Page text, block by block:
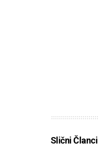
Slični Članci